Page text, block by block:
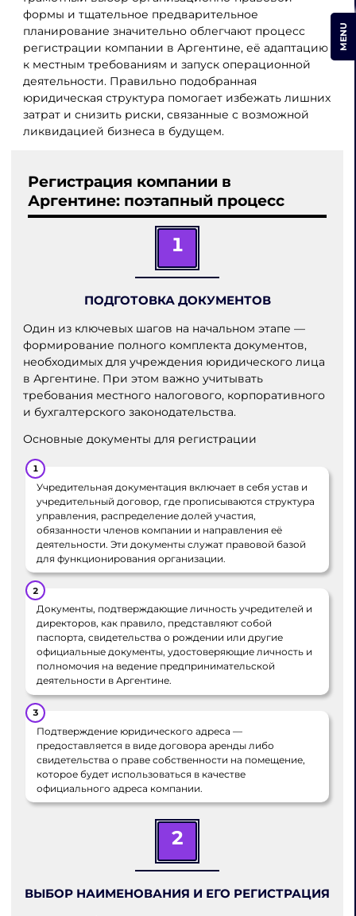
формы и тщательное предварительное
планирование значительно облегчают процесс
регистрации компании в Аргентине, её адаптацию
к местным требованиям и запуск операционной
деятельности. Правильно подобранная
юридическая структура помогает избежать лишних
затрат и снизить риски, связанные с возможной
ликвидацией бизнеса в будущем.
Регистрация компании в
Аргентине: поэтапный процесс
1
ПОДГОТОВКА ДОКУМЕНТОВ
Один из ключевых шагов на начальном этапе —
формирование полного комплекта документов,
необходимых для учреждения юридического лица
в Аргентине. При этом важно учитывать
требования местного налогового, корпоративного
и бухгалтерского законодательства.
Основные документы для регистрации
Учредительная документация включает в себя устав и
учредительный договор, где прописываются структура
управления, распределение долей участия,
обязанности членов компании и направления её
деятельности. Эти документы служат правовой базой
для функционирования организации.
Документы, подтверждающие личность учредителей и
директоров, как правило, представляют собой
паспорта, свидетельства о рождении или другие
официальные документы, удостоверяющие личность и
полномочия на ведение предпринимательской
деятельности в Аргентине.
Подтверждение юридического адреса —
предоставляется в виде договора аренды либо
свидетельства о праве собственности на помещение,
которое будет использоваться в качестве
официального адреса компании.
2
ВЫБОР НАИМЕНОВАНИЯ И ЕГО РЕГИСТРАЦИЯ
MENU